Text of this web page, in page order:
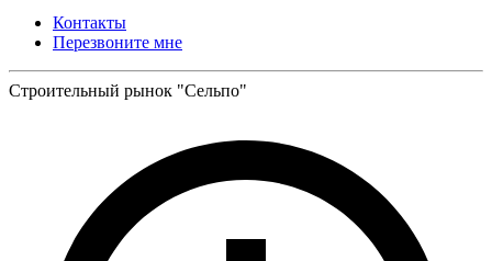
Контакты
Перезвоните мне
Строительный рынок "Сельпо"